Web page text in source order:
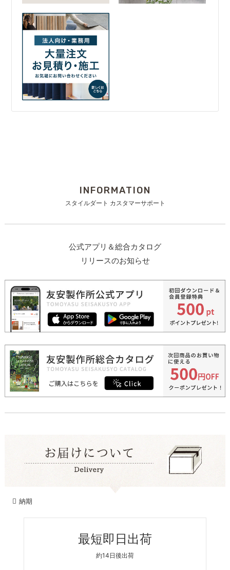
INFORMATION
スタイルダート カスタマーサポート
公式アプリ＆総合カタログ
リリースのお知らせ
納期
最短即日出荷
約14日後出荷